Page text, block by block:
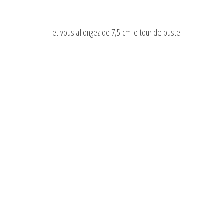
et vous allongez de 7,5 cm le tour de buste